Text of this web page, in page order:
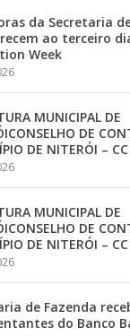
da Secretaria
ao terceiro
Week
MUNICIPAL DE
DE
DE NITERÓI – CC
MUNICIPAL DE
DE
DE NITERÓI – CC
de Fazenda
do Banco